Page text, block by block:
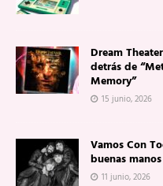
Dream
detrás de
Memory”
15 junio, 2026
Vamos Con
buenas manos
11 junio, 2026